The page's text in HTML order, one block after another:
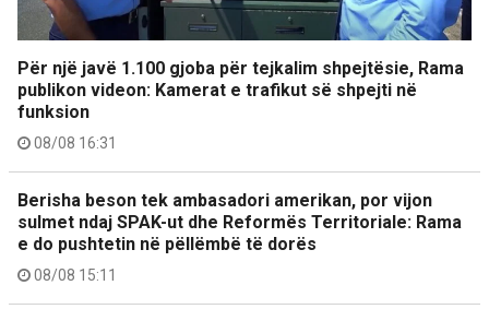
Për një javë 1.100 gjoba për tejkalim shpejtësie, Rama
publikon videon: Kamerat e trafikut së shpejti në
funksion
08/08 16:31
Berisha beson tek ambasadori amerikan, por vijon
sulmet ndaj SPAK-ut dhe Reformës Territoriale: Rama
e do pushtetin në pëllëmbë të dorës
08/08 15:11